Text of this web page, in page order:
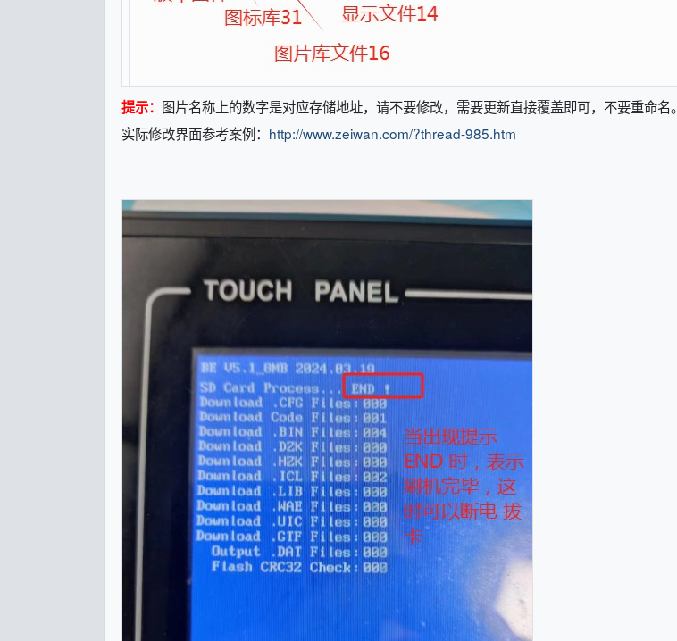
提示： 图片名称上的数字是对应存储地址，请不要修改，需要更新直接覆盖即可，不要重命名。
实际修改界面参考案例： http://www.zeiwan.com/?thread-985.htm